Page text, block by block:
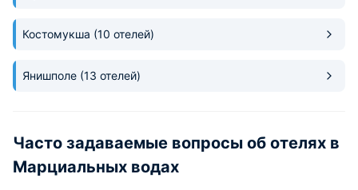
Костомукша (10 отелей)
Янишполе (13 отелей)
Часто задаваемые вопросы об отелях в
Марциальных водах